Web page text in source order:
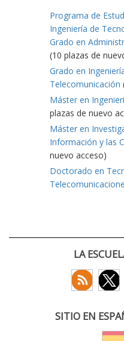
Programa de
Ingeniería de
Grado en
(10 plazas de
Grado en
Telecomunicación
Máster en
plazas de nuevo
Máster en
Información y las
nuevo acceso)
Doctorado en
LA
SITIO EN